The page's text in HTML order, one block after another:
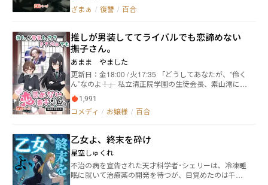
い恋人じゃ……？ 勘ぐる椿に、るいは予想外の事を言
と？」 「私と！」 ずっと虐げられてきた40代人妻
の、自立と恋愛、そして報復物語が始まる――
ざまぁ / 復讐 / 百合
推しが男装しててライバルでも恋諦めない
撫子さん。
あまま やました
更新日：金18:00 / 火17:35 「どうしてあなたが、”伶く
ん”なのよ――！」 私立清正院学園の生徒会長、素山澪には
秘密があった。 学園に内緒でアイドル活動をしてい
る、というだけじゃない。 ステージ上の彼女は、男装
をする。 男性アイドルユニット『Audit10nEE』の、
れてしまう。 伶のファンであった彼女は――どうしてか、
恋心を諦めていないようで……！？ どたばたな日常に
すこしずつ心が近づいていく、男装アイドルとお嬢様
の学園百合ラブコメディ。 ※本作品はネオページ公式
から一部アイデア提供されています。
1,991
コメディ / お嬢様 / 百合
乙女よ、終末を砕け
星空しゅくれ
不治の病を宣告された天才科学者･シェリーは、冷凍睡
眠に就いて治療薬の開発を待つが、目覚めたのは千年